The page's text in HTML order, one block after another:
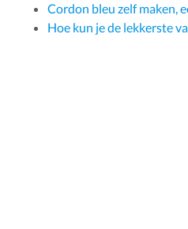
Cordon bleu zelf maken,
Hoe kun je de lekkerste